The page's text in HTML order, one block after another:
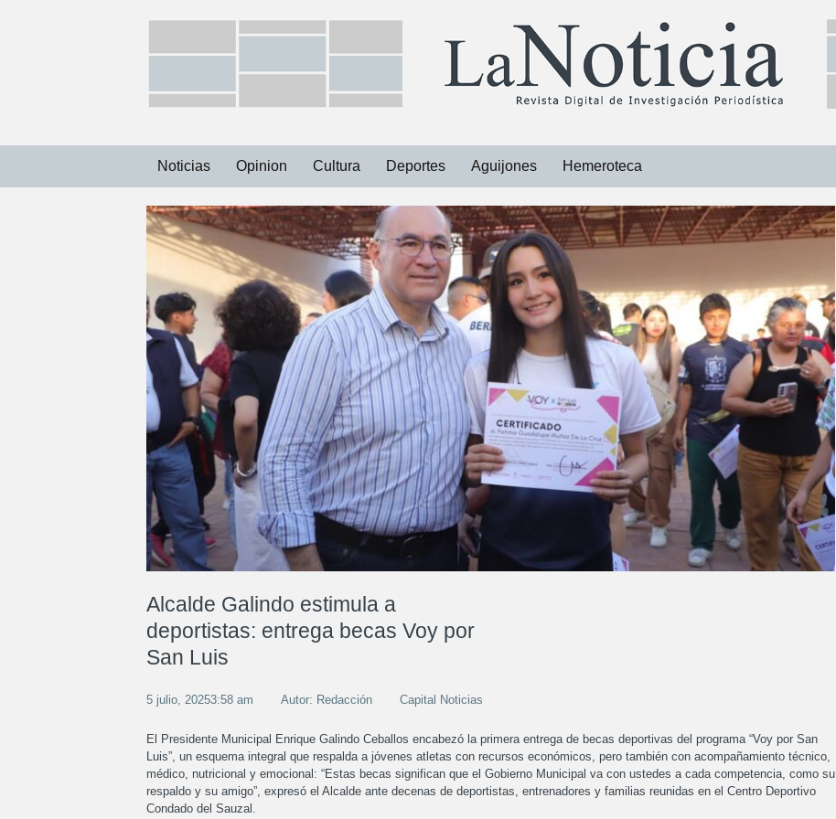
Noticias
Capital
Municipios
Opinion Cultura Deportes Aguijones Hemeroteca
Libros
Revistas
Alcalde Galindo estimula a
deportistas: entrega becas Voy por
San Luis
5 julio, 20253:58 am Autor: Redacción Capital Noticias
El Presidente Municipal Enrique Galindo Ceballos encabezó la primera entrega de becas deportivas del programa “Voy por San
Luis”, un esquema integral que respalda a jóvenes atletas con recursos económicos, pero también con acompañamiento técnico,
médico, nutricional y emocional: “Estas becas significan que el Gobierno Municipal va con ustedes a cada competencia, como su
respaldo y su amigo”, expresó el Alcalde ante decenas de deportistas, entrenadores y familias reunidas en el Centro Deportivo
Condado del Sauzal.